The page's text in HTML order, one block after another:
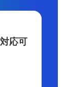
応可